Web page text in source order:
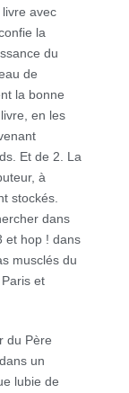
avec
la
du
de
la bonne
en les
Et de 2. La
à
stockés.
dans
et hop ! dans
musclés du
et
du Père
un
lubie de